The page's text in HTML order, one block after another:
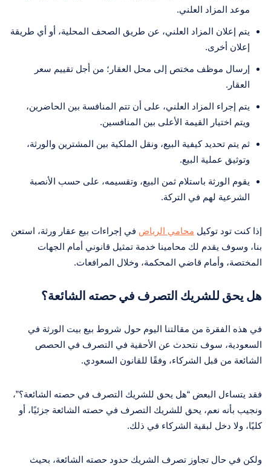
موعد المزاد العلني.
يتم إعلان المزاد العلني، عن طريق الصحف المحلية، أو أي طريقة
إعلان أخرى.
إرسال موظف مختص إلى محل العقار؛ من أجل تقييم سعر
العقار.
يتم إجراء المزاد العلني، على أن تتم المنافسة بين الحاضرين،
ويتم اختيار القيمة الأعلى بين المنافسين.
ثم يتم تحديد كيفية البيع، ونقل الملكية بين المشترين والورثة،
وتوثيق عملية البيع.
يقوم الورثة باستلام ثمن البيع، وتقسيمه، على حسب الأنصبة
الشرعية لهم في التركة.
إذا كنت تود توكيل محامي الرياض في إجراءات بيع عقار ورثة، استعن
بنا، وسوف يقدم لك محامينا خدمة تمثيل قانوني أمام الجهات
المختصة، وأمام قاضي المحكمة، وخلال المرافعات.
هل يحق للشريك التصرف في حصته الشائعة؟
في هذه الفقرة من مقالتنا اليوم حول شروط بيع بيت الورثة في
السعودية، سوف نتحدث عن الأحقية في التصرف في الحصص
الشائعة من قبل الشركاء، وفقًا للقانون السعودي.
فقد يتساءل البعض “هل يحق للشريك التصرف في حصته الشائعة؟”،
ونجيب بأنه نعم، يحق للشريك التصرف في حصته الشائعة جزئيًا، أو
كليًا، ولا دخل لبقية الشركاء في ذلك.
ولكن في حال تجاوز تصرف الشريك حدود حصته الشائعة، بحيث